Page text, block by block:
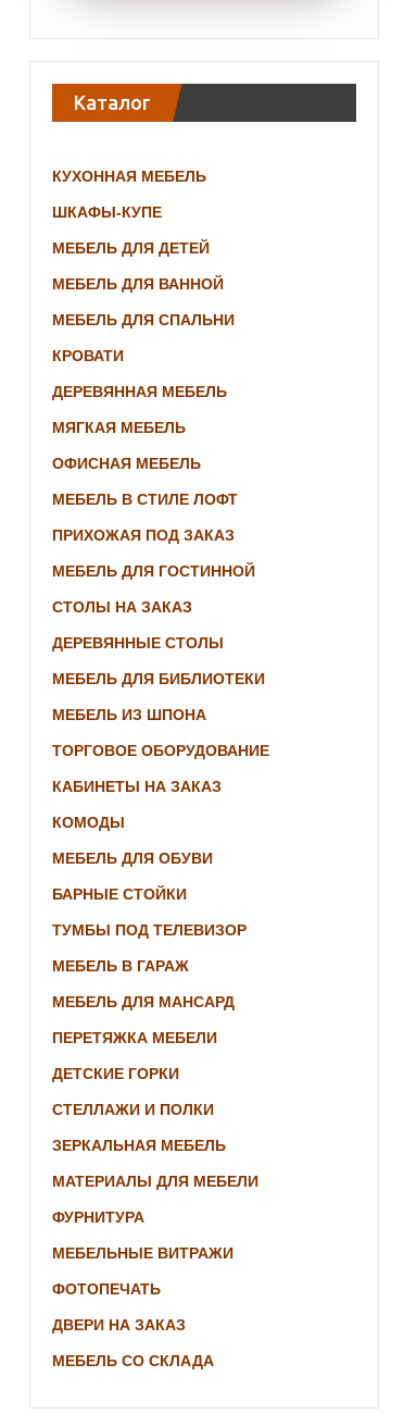
Каталог
КУХОННАЯ МЕБЕЛЬ
ШКАФЫ-КУПЕ
МЕБЕЛЬ ДЛЯ ДЕТЕЙ
МЕБЕЛЬ ДЛЯ ВАННОЙ
МЕБЕЛЬ ДЛЯ СПАЛЬНИ
КРОВАТИ
ДЕРЕВЯННАЯ МЕБЕЛЬ
МЯГКАЯ МЕБЕЛЬ
ОФИСНАЯ МЕБЕЛЬ
МЕБЕЛЬ В СТИЛЕ ЛОФТ
ПРИХОЖАЯ ПОД ЗАКАЗ
МЕБЕЛЬ ДЛЯ ГОСТИННОЙ
СТОЛЫ НА ЗАКАЗ
ДЕРЕВЯННЫЕ СТОЛЫ
МЕБЕЛЬ ДЛЯ БИБЛИОТЕКИ
МЕБЕЛЬ ИЗ ШПОНА
ТОРГОВОЕ ОБОРУДОВАНИЕ
КАБИНЕТЫ НА ЗАКАЗ
КОМОДЫ
МЕБЕЛЬ ДЛЯ ОБУВИ
БАРНЫЕ СТОЙКИ
ТУМБЫ ПОД ТЕЛЕВИЗОР
МЕБЕЛЬ В ГАРАЖ
МЕБЕЛЬ ДЛЯ МАНСАРД
ПЕРЕТЯЖКА МЕБЕЛИ
ДЕТСКИЕ ГОРКИ
СТЕЛЛАЖИ И ПОЛКИ
ЗЕРКАЛЬНАЯ МЕБЕЛЬ
МАТЕРИАЛЫ ДЛЯ МЕБЕЛИ
ФУРНИТУРА
МЕБЕЛЬНЫЕ ВИТРАЖИ
ФОТОПЕЧАТЬ
ДВЕРИ НА ЗАКАЗ
МЕБЕЛЬ СО СКЛАДА